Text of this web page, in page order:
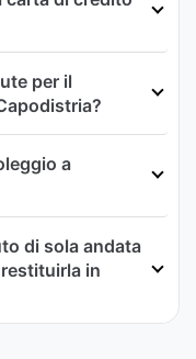
per il
a
di sola andata
in